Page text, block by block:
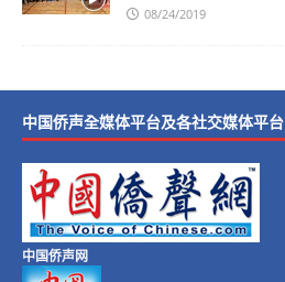
08/24/2019
中国侨声全媒体平台及各社交媒体平台
中国侨声网